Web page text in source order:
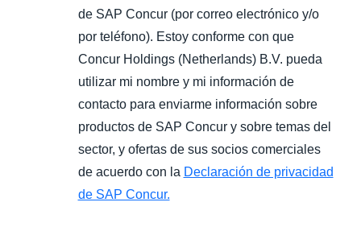
de SAP Concur (por correo electrónico y/o
por teléfono). Estoy conforme con que
Concur Holdings (Netherlands) B.V. pueda
utilizar mi nombre y mi información de
contacto para enviarme información sobre
productos de SAP Concur y sobre temas del
sector, y ofertas de sus socios comerciales
de acuerdo con la Declaración de privacidad
de SAP Concur.